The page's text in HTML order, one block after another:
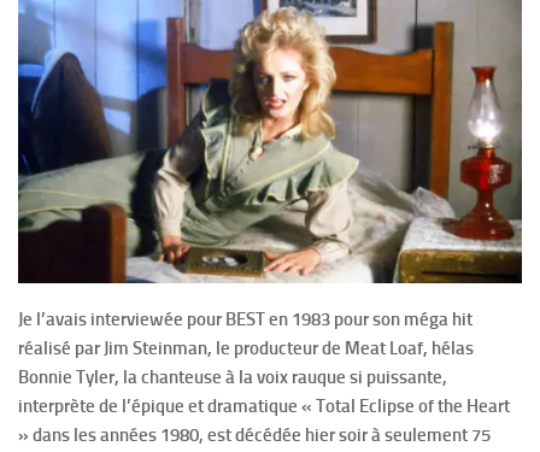
Je l’avais interviewée pour BEST en 1983 pour son méga hit
réalisé par Jim Steinman, le producteur de Meat Loaf, hélas
Bonnie Tyler, la chanteuse à la voix rauque si puissante,
interprète de l’épique et dramatique « Total Eclipse of the Heart
» dans les années 1980, est décédée hier soir à seulement 75